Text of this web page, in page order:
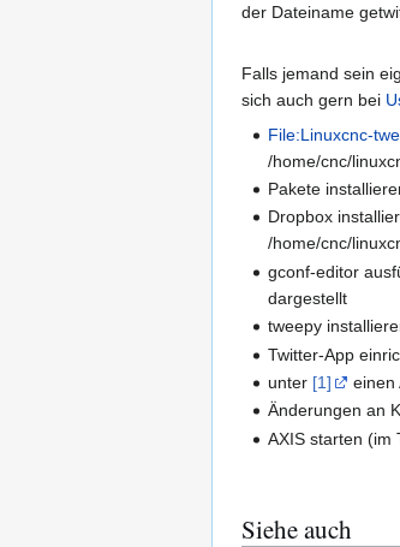
der Dateiname
Falls jemand sein
sich auch gern bei
File:Linuxcnc-
/home/cnc/
Pakete
Dropbox
/home/cnc/
gconf-editor
dargestellt
tweepy
Twitter-App
unter [1]
einen
Änderungen an
AXIS starten (im
Siehe auch